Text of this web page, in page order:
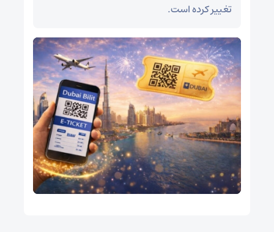
تغییر کرده است.